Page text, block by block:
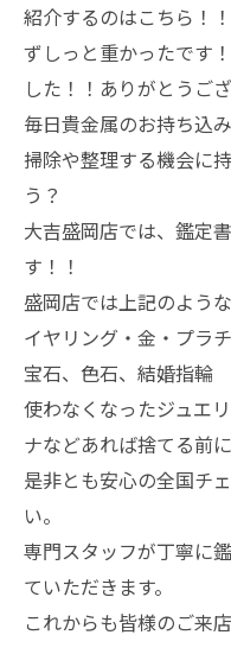
紹介するのはこちら！
ずしっと重かったです
した！！ありがとうご
毎日貴金属のお持ち込
掃除や整理する機会に
う？
大吉盛岡店では、鑑定
す！！
盛岡店では上記のよう
イヤリング・金・プラ
宝石、色石、結婚指輪
使わなくなったジュエ
ナなどあれば捨てる前に
是非とも安心の全国チ
い。
専門スタッフが丁寧に
ていただきます。
これからも皆様のご来